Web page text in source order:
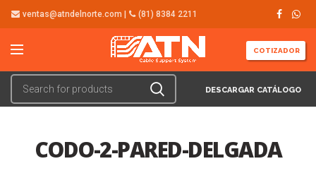
ventas@atndelnorte.com | (81) 8384 2211
COTIZADOR
DESCARGAR CATÁLOGO
CODO-2-PARED-DELGADA